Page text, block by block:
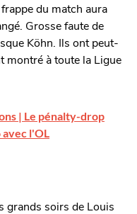
du match aura
Grosse faute de
Köhn. Ils ont peut-
montré à toute la Ligue
| Le pénalty-drop
avec l'OL
grands soirs de Louis